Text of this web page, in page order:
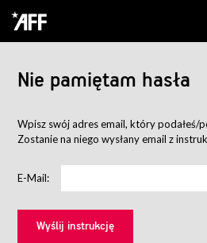
Nie pamiętam hasła
Wpisz swój adres email, który podałeś/
Zostanie na niego wysłany email z
E-Mail: